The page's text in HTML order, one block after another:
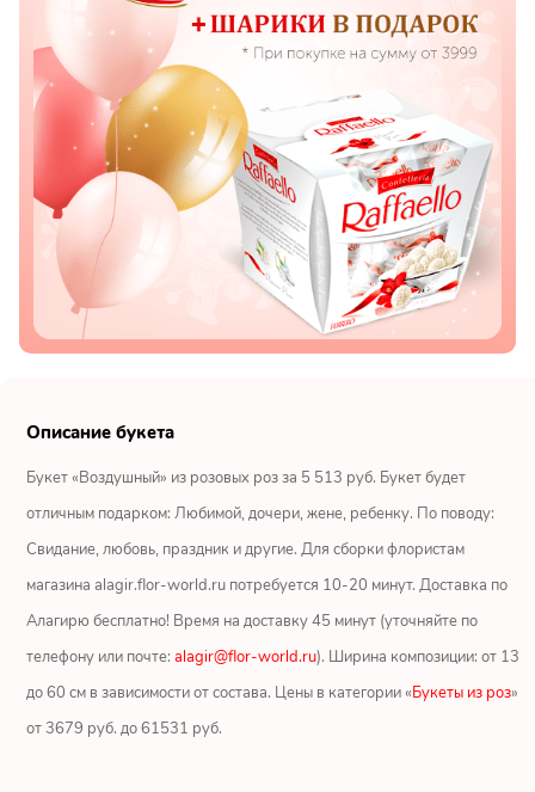
Подсолнухи
Лизиантусы
Хризантемы
Лилии
Орхидеи
Ромашки
Альстромерии
Герберы
Показать еще
Описание букета
Букет «Воздушный» из розовых роз за 5 513 руб. Букет будет
отличным подарком: Любимой, дочери, жене, ребенку. По поводу:
Свидание, любовь, праздник и другие. Для сборки флористам
магазина alagir.flor-world.ru потребуется 10-20 минут. Доставка по
Алагирю бесплатно! Время на доставку 45 минут (уточняйте по
телефону или почте: alagir@flor-world.ru). Ширина композиции: от 13
до 60 см в зависимости от состава. Цены в категории «Букеты из роз»
от 3679 руб. до 61531 руб.